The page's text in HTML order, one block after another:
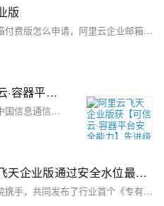
版
阿里邮箱企业版收费价格，阿里邮箱付费版怎么申请，阿里云企业邮箱免费试用
阿里云飞天企业版获【可信云·容器平台安全能力】先进级认证
阿里云飞天企业版容器系列产品获中国信息通信研究院【可信云·容器平台安全能力】先进级认证，这是飞天企业版容器产品获得《等保四级PaaS平台》和《 云原生安全配置基线规范V2.0》之后，本年度再一次获得行业权威认可，证明飞天企业版的容器解决方案具备符合行业标准的最高等级容器安全能力。
唯一全领域卓越级！阿里云飞天企业版通过安全水位最新认证
近日，阿里云与中国信息通信研究院携手，共同发布了行业首个《专有云安全水位评估》标准，为行业引入第一个专有云安全整体评估体系。在该标准指导下，阿里云以飞天企业版通过了专有云安全水位评估验证，是参评产品中唯一在全领域均取得卓越级的产品，将帮助客户实现从合规到卓越的安全能力跃迁。